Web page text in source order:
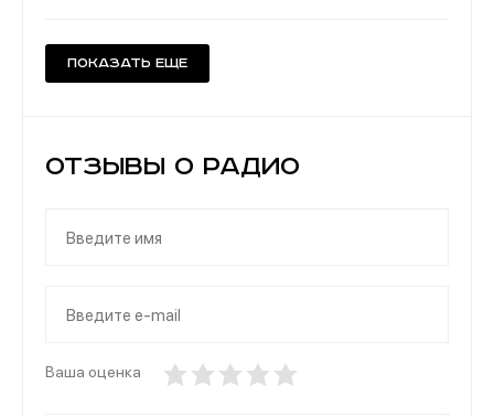
Показать еще
Отзывы о Радио
Ваша оценка